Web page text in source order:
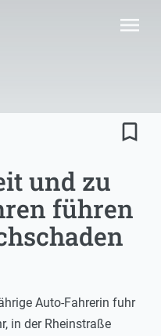
menu
bookmark_border
und zu
führen
Auto-Fahrerin fuhr
in der Rheinstraße